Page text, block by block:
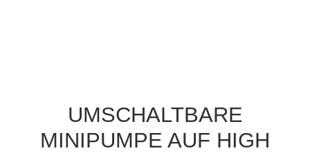
UMSCHALTBARE
MINIPUMPE AUF HIGH